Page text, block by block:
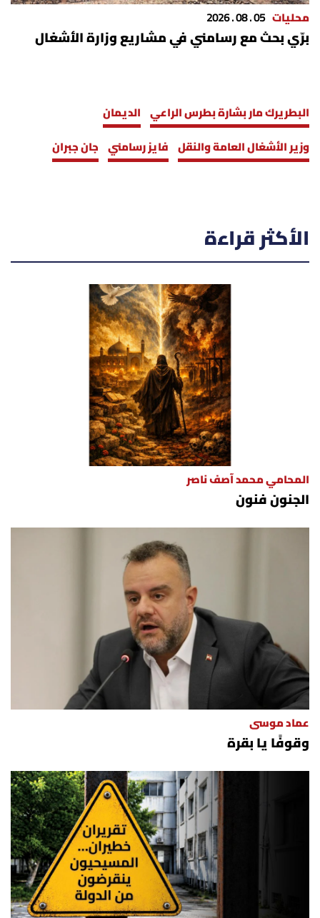
محليات 05 . 08 . 2026
برّي بحث مع رسامني في مشاريع وزارة الأشغال
البطريرك مار بشارة بطرس الراعي الديمان
وزير الأشغال العامة والنقل فايز رسامني جان جبران
الأكثر قراءة
المحامي محمد آصف ناصر
الجنون فنون
عماد موسى
وقوفًا يا بقرة